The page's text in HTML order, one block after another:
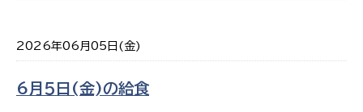
2026年06月05日(金)
6月５日(金)の給食